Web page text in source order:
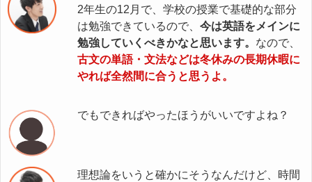
2年生の12月で、学校の授業で基礎的な部分
は勉強できているので、 今は英語をメインに
勉強していくべきかなと思います。 なので、
古文の単語・文法などは冬休みの長期休暇に
やれば全然間に合うと思うよ。
でもできればやったほうがいいですよね？
理想論をいうと確かにそうなんだけど、時間